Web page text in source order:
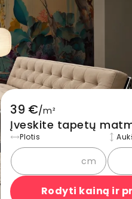
39 €/m²
Įveskite tapetų
Plotis
cm
Rodyti kainą ir